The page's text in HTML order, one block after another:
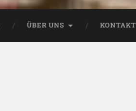
ÜBER UNS KONTAKT